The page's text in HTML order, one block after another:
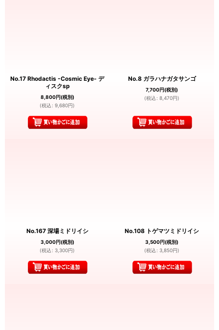
No.17 Rhodactis -Cosmic Eye- デ
ィスクsp
8,800円(税別)
(税込 : 9,680円)
No.8 ガラハナガタサンゴ
7,700円(税別)
(税込 : 8,470円)
No.167 深場ミドリイシ
3,000円(税別)
(税込 : 3,300円)
No.108 トゲマツミドリイシ
3,500円(税別)
(税込 : 3,850円)